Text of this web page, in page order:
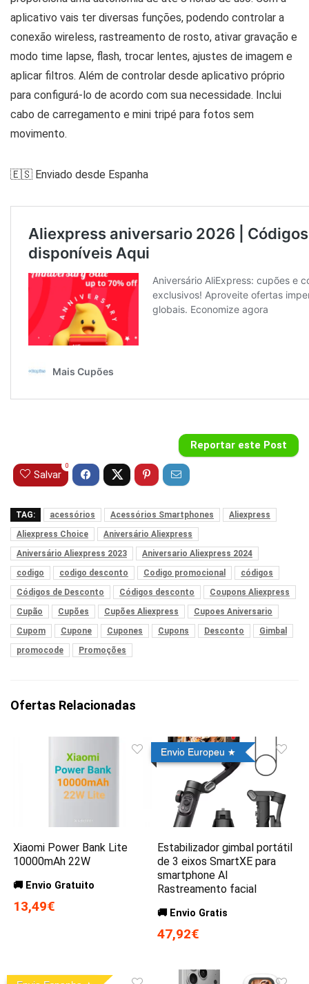
aplicativo vais ter diversas funções, podendo controlar a
conexão wireless, rastreamento de rosto, ativar gravação e
modo time lapse, flash, trocar lentes, ajustes de imagem e
aplicar filtros. Além de controlar desde aplicativo próprio
para configurá-lo de acordo com sua necessidade. Inclui
cabo de carregamento e mini tripé para fotos sem
movimento.
🇪🇸 Enviado desde Espanha
Reportar este Post
Salvar
0
TAG: acessórios Acessórios Smartphones
Aliexpress
Aliexpress Choice
Aniversário Aliexpress
Aniversário Aliexpress 2023
Aniversario Aliexpress 2024
codigo
codigo desconto Codigo promocional
códigos
Códigos de Desconto
Códigos desconto
Coupons Aliexpress
Cupão
Cupões Cupões Aliexpress
Cupoes Aniversario
Cupom
Cupone Cupones Cupons Desconto
Gimbal
promocode
Promoções
Ofertas Relacionadas
Xiaomi Power Bank Lite
10000mAh 22W
🚚 Envio Gratuito
13,49€
Envio Europeu
Estabilizador gimbal portátil
de 3 eixos SmartXE para
smartphone AI
Rastreamento facial
🚚 Envio Gratis
47,92€